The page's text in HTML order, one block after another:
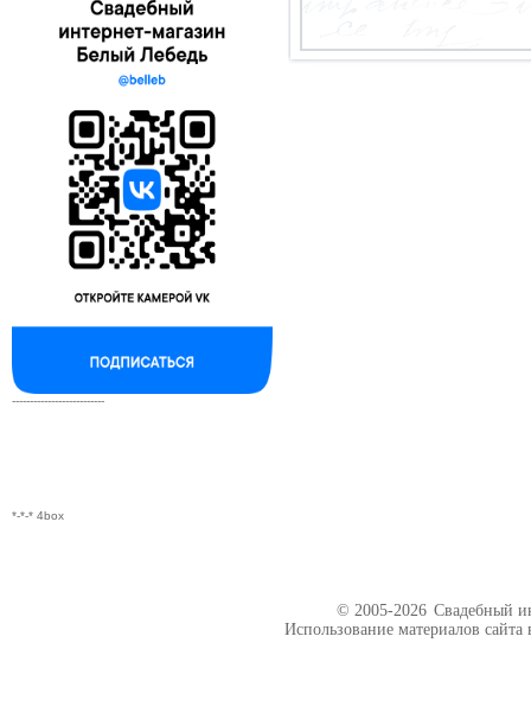
--------------------------
*-*-* 4box
© 2005-2026 Свадебный
Использование материалов